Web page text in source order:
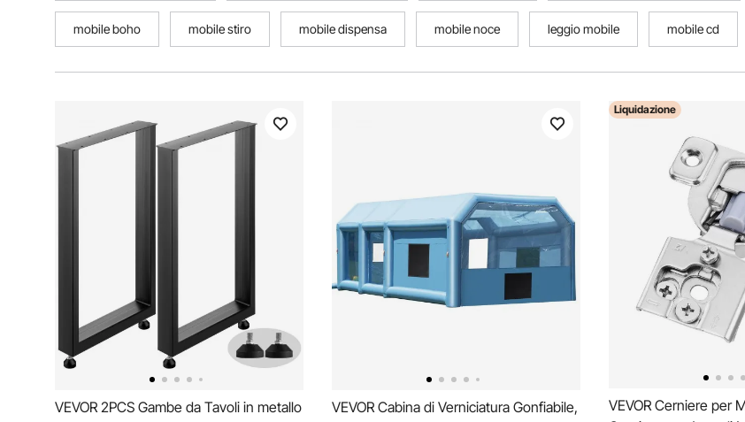
mobile boho mobile stiro mobile dispensa mobile noce leggio mobile mobile cd
VEVOR 2PCS Gambe da Tavoli in metallo
VEVOR Cabina di Verniciatura Gonfiabile,
Liquidazione
VEVOR Cerniere per